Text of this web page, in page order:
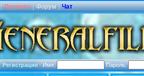
| Правила | Форум | Чат
Регистрация·Имя: Пароль: